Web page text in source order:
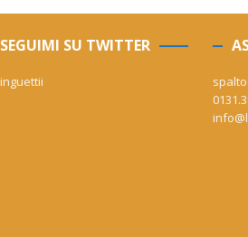
SEGUIMI SU TWITTER